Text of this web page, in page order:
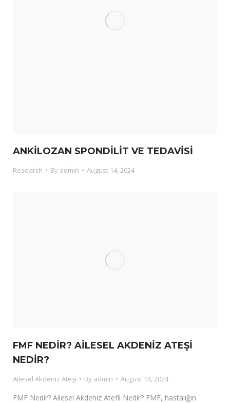
ANKİLOZAN SPONDİLİT VE TEDAVİSİ
Research By admin August 14, 2024
FMF NEDİR? AİLESEL AKDENİZ ATEŞİ
NEDİR?
Ailesel Akdeniz Ateşi By admin August 14, 2024
FMF Nedir? Ailesel Akdeniz Atefli Nedir? FMF, hastalığın